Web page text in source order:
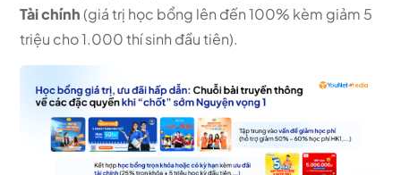
Tài chính(giá trị học bổng lên đến 100% kèm giảm 5
triệu cho 1.000 thí sinh đầu tiên).